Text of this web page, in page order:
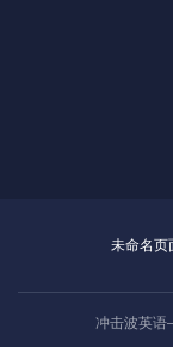
未命名页
冲击波英